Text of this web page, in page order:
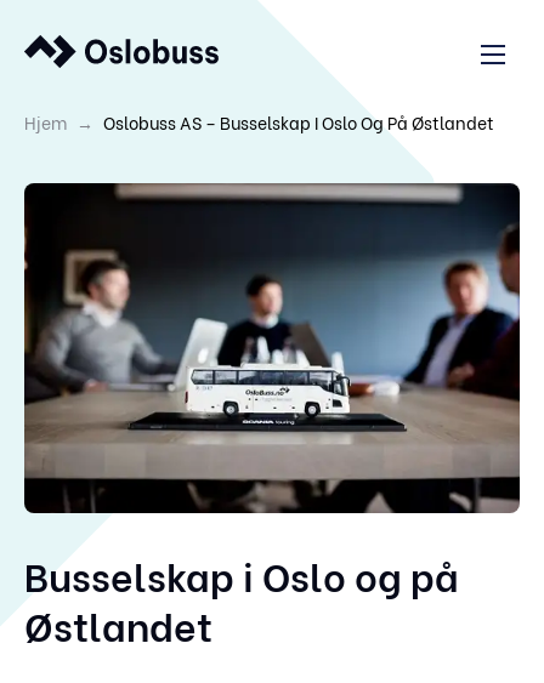
Hjem → Oslobuss AS – Busselskap I Oslo Og På Østlandet
Busselskap i Oslo og på
Østlandet